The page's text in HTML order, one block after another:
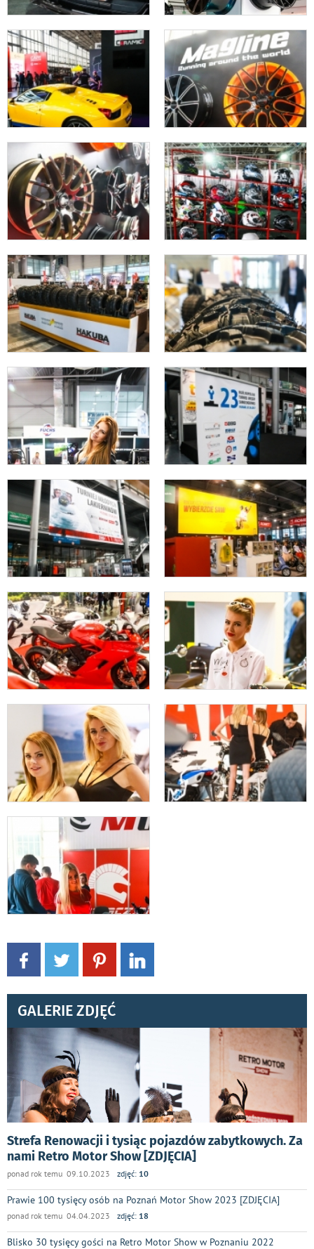
GALERIE ZDJĘĆ
Strefa Renowacji i tysiąc pojazdów zabytkowych. Za
nami Retro Motor Show [ZDJĘCIA]
ponad rok temu 09.10.2023 zdjęć: 10
Prawie 100 tysięcy osób na Poznań Motor Show 2023 [ZDJĘCIA]
ponad rok temu 04.04.2023 zdjęć: 18
Blisko 30 tysięcy gości na Retro Motor Show w Poznaniu 2022